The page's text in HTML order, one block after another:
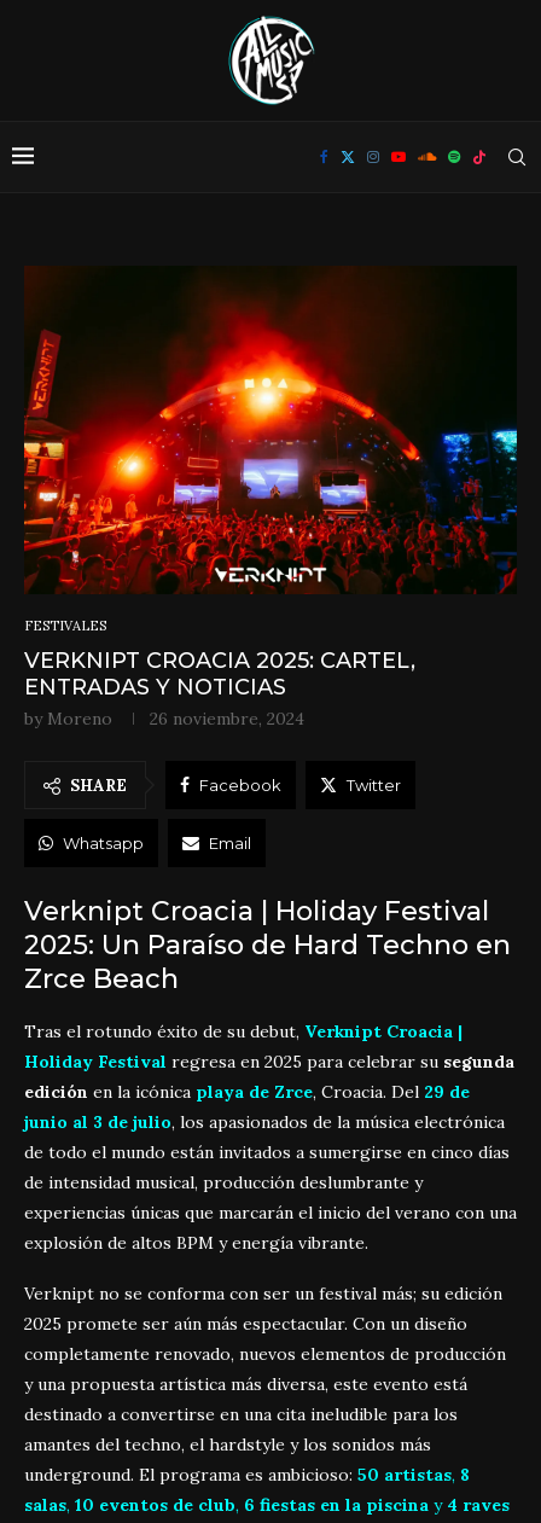
FESTIVALES
VERKNIPT CROACIA 2025: CARTEL,
ENTRADAS Y NOTICIAS
by Moreno 26 noviembre, 2024
SHARE Facebook Twitter
Whatsapp Email
Verknipt Croacia | Holiday Festival
2025: Un Paraíso de Hard Techno en
Zrce Beach
Tras el rotundo éxito de su debut, Verknipt Croacia |
Holiday Festival regresa en 2025 para celebrar su segunda
edición en la icónica playa de Zrce, Croacia. Del 29 de
junio al 3 de julio, los apasionados de la música electrónica
de todo el mundo están invitados a sumergirse en cinco días
de intensidad musical, producción deslumbrante y
experiencias únicas que marcarán el inicio del verano con una
explosión de altos BPM y energía vibrante.
Verknipt no se conforma con ser un festival más; su edición
2025 promete ser aún más espectacular. Con un diseño
completamente renovado, nuevos elementos de producción
y una propuesta artística más diversa, este evento está
destinado a convertirse en una cita ineludible para los
amantes del techno, el hardstyle y los sonidos más
underground. El programa es ambicioso: 50 artistas, 8
salas, 10 eventos de club, 6 fiestas en la piscina y 4 raves